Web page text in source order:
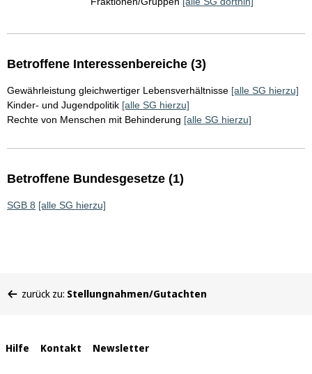
Betroffene Interessenbereiche (3)
Gewährleistung gleichwertiger Lebensverhältnisse [alle SG hierzu]
Kinder- und Jugendpolitik [alle SG hierzu]
Rechte von Menschen mit Behinderung [alle SG hierzu]
Betroffene Bundesgesetze (1)
SGB 8 [alle SG hierzu]
befinden
zurück zu: Stellungnahmen/Gutachten
Interne
Hilfe Kontakt Newsletter